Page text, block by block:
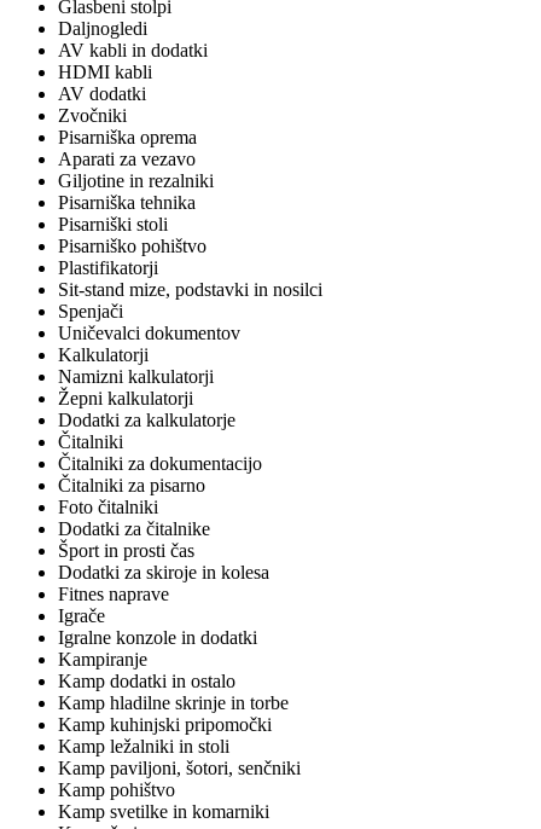
Glasbeni stolpi
Daljnogledi
AV kabli in dodatki
HDMI kabli
AV dodatki
Zvočniki
Pisarniška oprema
Aparati za vezavo
Giljotine in rezalniki
Pisarniška tehnika
Pisarniški stoli
Pisarniško pohištvo
Plastifikatorji
Sit-stand mize, podstavki in nosilci
Spenjači
Uničevalci dokumentov
Kalkulatorji
Namizni kalkulatorji
Žepni kalkulatorji
Dodatki za kalkulatorje
Čitalniki
Čitalniki za dokumentacijo
Čitalniki za pisarno
Foto čitalniki
Dodatki za čitalnike
Šport in prosti čas
Dodatki za skiroje in kolesa
Fitnes naprave
Igrače
Igralne konzole in dodatki
Kampiranje
Kamp dodatki in ostalo
Kamp hladilne skrinje in torbe
Kamp kuhinjski pripomočki
Kamp ležalniki in stoli
Kamp paviljoni, šotori, senčniki
Kamp pohištvo
Kamp svetilke in komarniki